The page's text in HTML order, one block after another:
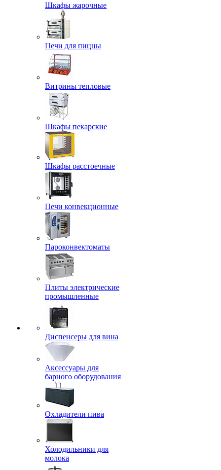
Шкафы жарочные
Печи для пиццы
Витрины тепловые
Шкафы пекарские
Шкафы расстоечные
Печи конвекционные
Пароконвектоматы
Плиты электрические
промышленные
Диспенсеры для вина
Аксессуары для
барного оборудования
Охладители пива
Холодильники для
молока